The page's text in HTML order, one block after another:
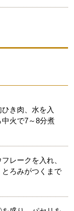
き肉、水を入
火で7～8分煮
レークを入れ、
ろみがつくまで